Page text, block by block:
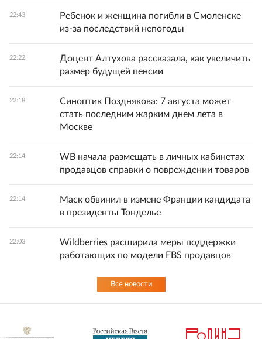
22:43
Ребенок и женщина погибли в Смоленске
из-за последствий непогоды
22:22
Доцент Алтухова рассказала, как увеличить
размер будущей пенсии
22:18
Синоптик Позднякова: 7 августа может
стать последним жарким днем лета в
Москве
22:14
WB начала размещать в личных кабинетах
продавцов справки о повреждении товаров
22:14
Маск обвинил в измене Франции кандидата
в президенты Тонделье
22:03
Wildberries расширила меры поддержки
работающих по модели FBS продавцов
Все новости